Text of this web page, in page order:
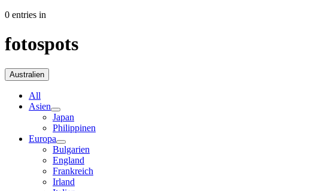
0 entries in
fotospots
Australien
All
Asien
Japan
Philippinen
Europa
Bulgarien
England
Frankreich
Irland